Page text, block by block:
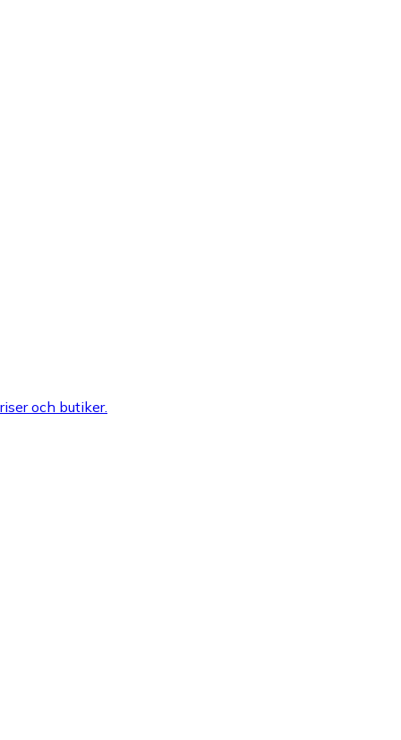
och butiker.